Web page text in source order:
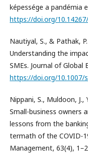
képessége a pandémia
https://doi.org/10.14267/
Nautiyal, S., & Pathak,
Understanding the
SMEs. Journal of Global
https://doi.org/10.1007/
Nippani, S., Muldoon,
Small-business owners
lessons from the
termath of the COVID-
Management, 63(4),